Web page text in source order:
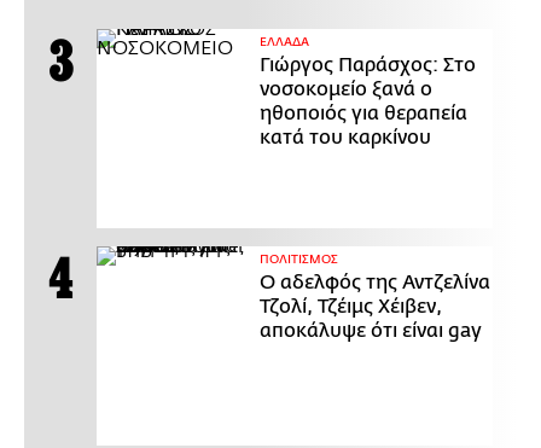
ΕΛΛΑΔΑ
Γιώργος Παράσχος: Στο
νοσοκομείο ξανά ο
ηθοποιός για θεραπεία
κατά του καρκίνου
ΠΟΛΙΤΙΣΜΟΣ
Ο αδελφός της Αντζελίνα
Τζολί, Τζέιμς Χέιβεν,
αποκάλυψε ότι είναι gay